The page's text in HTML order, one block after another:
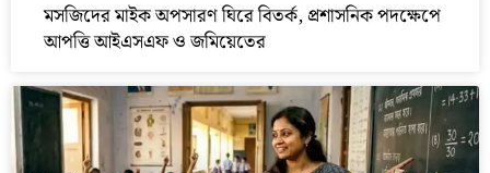
মসজিদের মাইক অপসারণ ঘিরে বিতর্ক, প্রশাসনিক পদক্ষেপে
আপত্তি আইএসএফ ও জমিয়েতের